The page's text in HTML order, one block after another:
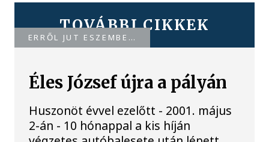
TOVÁBBI CIKKEK
ERRŐL JUT ESZEMBE…
Éles József újra a pályán
Huszonöt évvel ezelőtt - 2001. május
2-án - 10 hónappal a kis híján